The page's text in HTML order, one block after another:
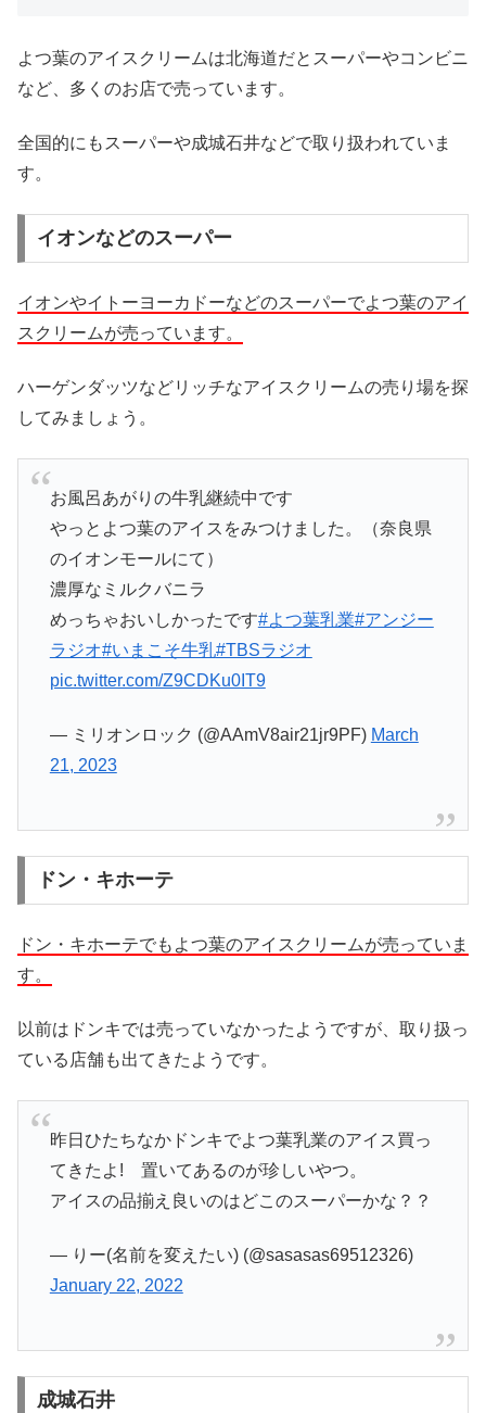
よつ葉のアイスクリームは北海道だとスーパーやコンビニ
など、多くのお店で売っています。
全国的にもスーパーや成城石井などで取り扱われていま
す。
イオンなどのスーパー
イオンやイトーヨーカドーなどのスーパーでよつ葉のアイ
スクリームが売っています。
ハーゲンダッツなどリッチなアイスクリームの売り場を探
してみましょう。
お風呂あがりの牛乳継続中です
やっとよつ葉のアイスをみつけました。（奈良県
のイオンモールにて）
濃厚なミルクバニラ
めっちゃおいしかったです#よつ葉乳業#アンジー
ラジオ#いまこそ牛乳#TBSラジオ
pic.twitter.com/Z9CDKu0IT9
— ミリオンロック (@AAmV8air21jr9PF) March
21, 2023
ドン・キホーテ
ドン・キホーテでもよつ葉のアイスクリームが売っていま
す。
以前はドンキでは売っていなかったようですが、取り扱っ
ている店舗も出てきたようです。
昨日ひたちなかドンキでよつ葉乳業のアイス買っ
てきたよ! 置いてあるのが珍しいやつ。
アイスの品揃え良いのはどこのスーパーかな？？
— りー(名前を変えたい) (@sasasas69512326)
January 22, 2022
成城石井